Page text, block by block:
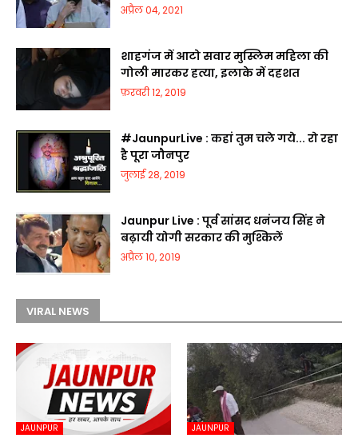
अप्रैल 04, 2021
शाहगंज में आटो सवार मुस्लिम महिला की
गोली मारकर हत्या, इलाके में दहशत
फ़रवरी 12, 2019
#JaunpurLive : कहां तुम चले गये... रो रहा
है पूरा जौनपुर
जुलाई 28, 2019
Jaunpur Live : पूर्व सांसद धनंजय सिंह ने
बढ़ायी योगी सरकार की मुश्किलें
अप्रैल 10, 2019
VIRAL NEWS
JAUNPUR JAUNPUR